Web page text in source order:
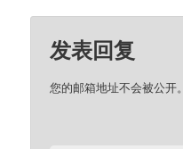
发表回复
您的邮箱地址不会被公开。